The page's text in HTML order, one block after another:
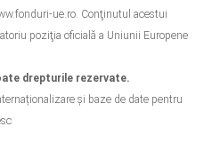
ue.ro. Conţinutul acestui
poziţia oficială a Uniunii Europene
drepturile rezervate.
și baze de date pentru